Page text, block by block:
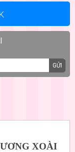
GỬI
XOÀI